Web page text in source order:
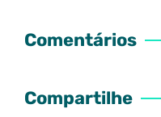
Comentários
Compartilhe